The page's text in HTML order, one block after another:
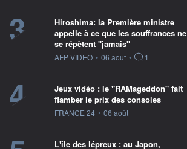
3
Hiroshima: la Première ministre
appelle à ce que les souffrances ne
se répètent "jamais"
information fournie par
AFP VIDEO • 06 août • 1
4
Jeux vidéo : le "RAMageddon" fait
flamber le prix des consoles
information fournie par
FRANCE 24 • 06 août
L'île des lépreux : au Japon,